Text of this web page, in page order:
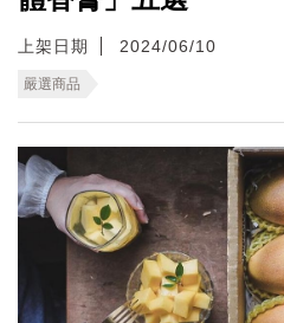
上架日期 2024/06/10
嚴選商品